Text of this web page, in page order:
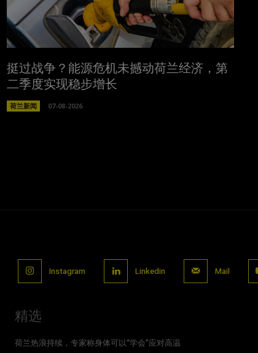
挺过战争？能源危机未撼动荷兰经济，第
二季度实现稳步增长
荷兰新闻 07-08-2026
Instagram Linkedin Mail
精选
荷兰热浪持续，专家称身体可以“学会”应对高温